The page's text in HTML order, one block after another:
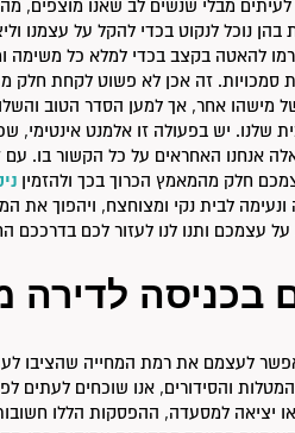
לעיתים מבלי שנשים לב שאנו מוצפים,
בהן נוכל לנקוט בכדי להקל על עצמנו
להאטה בקצב בכדי למלא כל משימה
זה אכן לא פשוט לקחת חלק
מישהו אחר, אך למען הסדר הטוב
שלנו. יש בפעולה זו אלמנט אינטימי,
אנחנו האחראים על כל הקשור בו.
חלק מהמאמץ הכרוך בכך ולהזמין
ונעימה לבית נקי ומצוחצח, ויהפוך את
על עצמכם ותנו לנו לעזור לכם
בכניסה
לעצמם את רמת המחייה שהציבו
והסידורים, אנו שוכחים לעתים
יציאה למסעדה, ההפסקות הללו